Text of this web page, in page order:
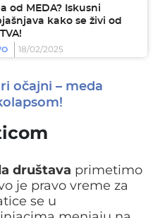
od MEDA? Iskusni
kako se živi od
18/02/2025
očajni – meda
društava primetimo
je pravo vreme za
se u